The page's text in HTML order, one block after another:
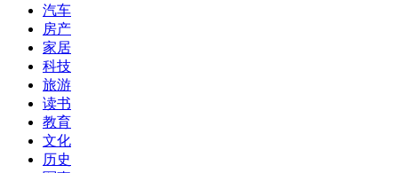
汽车
房产
家居
科技
旅游
读书
教育
文化
历史